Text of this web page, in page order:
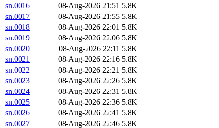
sn.0016
08-Aug-2026 21:51 5.8K
sn.0017
08-Aug-2026 21:55 5.8K
sn.0018
08-Aug-2026 22:01 5.8K
sn.0019
08-Aug-2026 22:06 5.8K
sn.0020
08-Aug-2026 22:11 5.8K
sn.0021
08-Aug-2026 22:16 5.8K
sn.0022
08-Aug-2026 22:21 5.8K
sn.0023
08-Aug-2026 22:26 5.8K
sn.0024
08-Aug-2026 22:31 5.8K
sn.0025
08-Aug-2026 22:36 5.8K
sn.0026
08-Aug-2026 22:41 5.8K
sn.0027
08-Aug-2026 22:46 5.8K